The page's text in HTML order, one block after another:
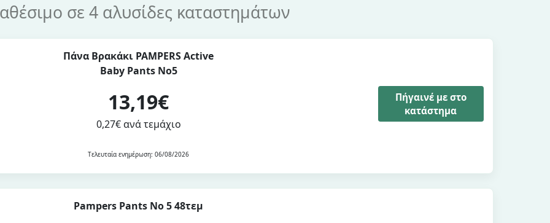
σε 4 αλυσίδες καταστημάτων
Πάνα Βρακάκι PAMPERS Active
Baby Pants No5
13,19€
0,27€ ανά τεμάχιο
Τελευταία ενημέρωση: 06/08/2026
Πήγαινέ με στο
κατάστημα
Pampers Pants No 5 48τεμ